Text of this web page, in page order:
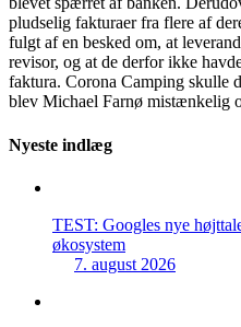
pludselig fakturaer fra flere af
fulgt af en besked om, at
revisor, og at de derfor ikke
faktura. Corona Camping skulle
blev Michael Farnø mistænkelig
Nyeste indlæg
TEST: Googles nye
økosystem
7. august 2026